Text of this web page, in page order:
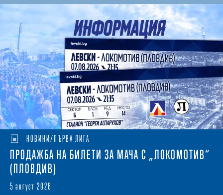
НОВИНИ/ПЪРВА ЛИГА
ПРОДАЖБА НА БИЛЕТИ ЗА МАЧА С „ЛОКОМОТИВ“
(ПЛОВДИВ)
5 август 2026